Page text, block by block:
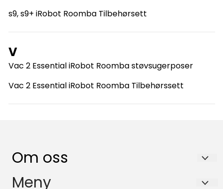
s9, s9+ iRobot Roomba Tilbehørsett
V
Vac 2 Essential iRobot Roomba støvsugerposer
Vac 2 Essential iRobot Roomba Tilbehørssett
Om oss
Kjokkenfilter.no
Meny